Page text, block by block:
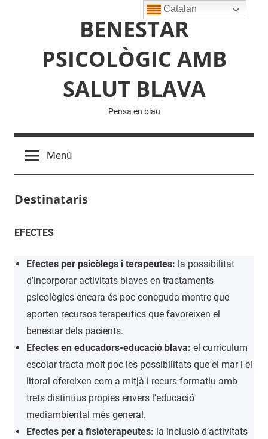
BENESTAR
PSICOLÒGIC AMB
SALUT BLAVA
Pensa en blau
Menú
Destinataris
EFECTES
Efectes per psicòlegs i terapeutes: la possibilitat
d’incorporar activitats blaves en tractaments
psicològics encara és poc coneguda mentre que
aporten recursos terapeutics que favoreixen el
benestar dels pacients.
Efectes en educadors-educació blava: el curriculum
escolar tracta molt poc les possibilitats que el mar i el
litoral ofereixen com a mitjà i recurs formatiu amb
trets distintius propies envers l’educació
mediambiental més general.
Efectes per a fisioterapeutes: la inclusió d’activitats
Catalan